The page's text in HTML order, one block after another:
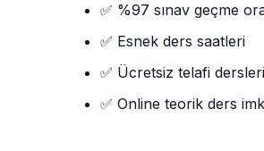
✅ %97 sınav geçme
✅ Esnek ders saatleri
✅ Ücretsiz telafi dersleri
✅ Online teorik ders